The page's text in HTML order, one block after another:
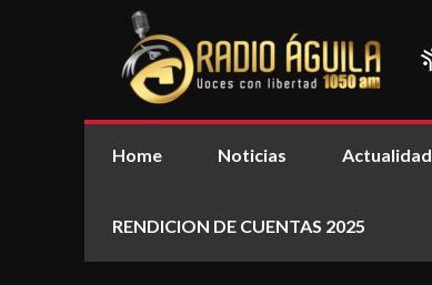
Home Noticias Actualidad
RENDICION DE CUENTAS 2025